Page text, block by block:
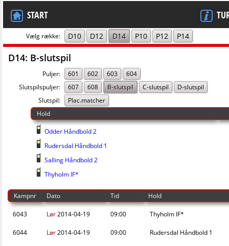
START
Vælg række: D10 D12 D14 P10 P12 P14
D14: B-slutspil
Puljer: 601 602 603
604
Slutspilspuljer:
607 608 B-slutspil C-slutspil
D-slutspil
Slutspil:
Plac.matcher
Hold
Odder Håndbold 2
Rudersdal Håndbold 1
Salling Håndbold 2
Thyholm IF*
Kampnr Dato Tid Hold
6043 Lør2014-04-19 09:00 Thyholm IF*
6044 Lør2014-04-19 09:00 Rudersdal Håndbold 1